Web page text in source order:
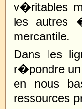
v�ritables
les autres
mercantile.
Dans les
r�pondre
en nous
ressources